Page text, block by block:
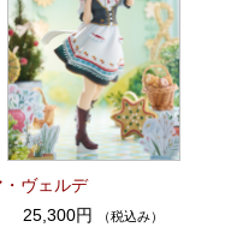
・ヴェルデ
25,300円
（税込み）